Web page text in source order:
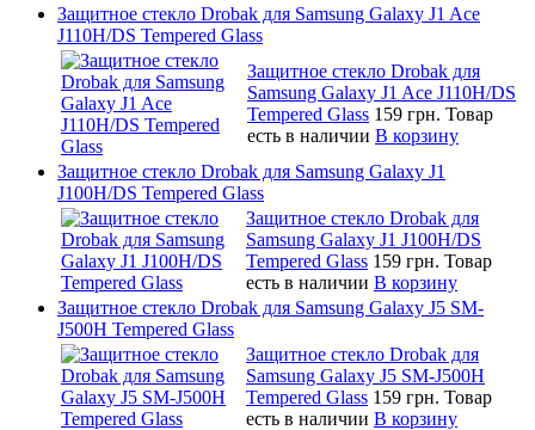
Защитное стекло Drobak для Samsung Galaxy J1 Ace
J110H/DS Tempered Glass
Защитное стекло Drobak для
Samsung Galaxy J1 Ace J110H/DS
Tempered Glass 159 грн. Товар
есть в наличии В корзину
Защитное стекло Drobak для Samsung Galaxy J1
J100H/DS Tempered Glass
Защитное стекло Drobak для
Samsung Galaxy J1 J100H/DS
Tempered Glass 159 грн. Товар
есть в наличии В корзину
Защитное стекло Drobak для Samsung Galaxy J5 SM-
J500H Tempered Glass
Защитное стекло Drobak для
Samsung Galaxy J5 SM-J500H
Tempered Glass 159 грн. Товар
есть в наличии В корзину